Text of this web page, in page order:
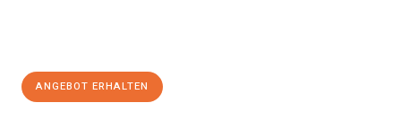
ANGEBOT ERHALTEN